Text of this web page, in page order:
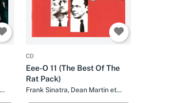
CD
Eee-O 11 (The Best Of The
Rat Pack)
Frank Sinatra, Dean Martin et